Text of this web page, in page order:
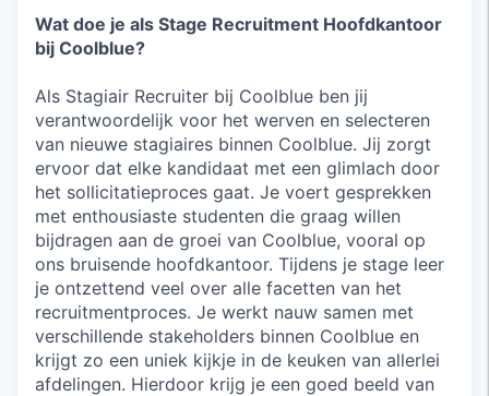
Wat doe je als Stage Recruitment Hoofdkantoor
bij Coolblue?
Als Stagiair Recruiter bij Coolblue ben jij
verantwoordelijk voor het werven en selecteren
van nieuwe stagiaires binnen Coolblue. Jij zorgt
ervoor dat elke kandidaat met een glimlach door
het sollicitatieproces gaat. Je voert gesprekken
met enthousiaste studenten die graag willen
bijdragen aan de groei van Coolblue, vooral op
ons bruisende hoofdkantoor. Tijdens je stage leer
je ontzettend veel over alle facetten van het
recruitmentproces. Je werkt nauw samen met
verschillende stakeholders binnen Coolblue en
krijgt zo een uniek kijkje in de keuken van allerlei
afdelingen. Hierdoor krijg je een goed beeld van